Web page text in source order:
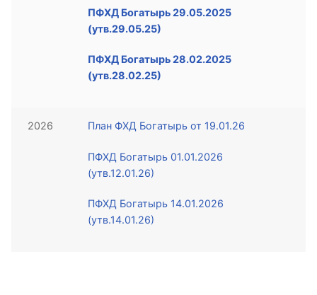
ПФХД Богатырь 29.05.2025
(утв.29.05.25)
ПФХД Богатырь 28.02.2025
(утв.28.02.25)
2026 План ФХД Богатырь от 19.01.26
ПФХД Богатырь 01.01.2026
(утв.12.01.26)
ПФХД Богатырь 14.01.2026
(утв.14.01.26)